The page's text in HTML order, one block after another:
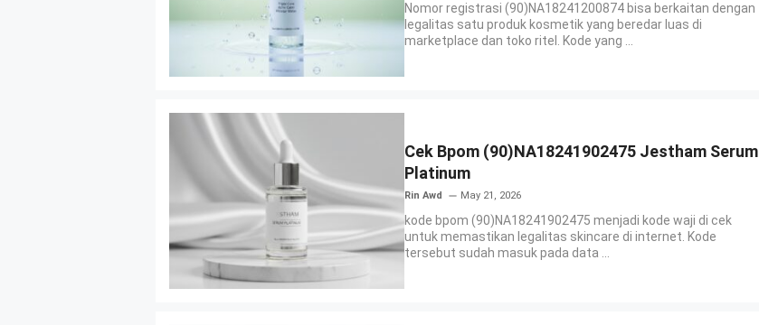
Nomor registrasi (90)NA18241200874 bisa berkaitan dengan
legalitas satu produk kosmetik yang beredar luas di
marketplace dan toko ritel. Kode yang ...
Cek Bpom (90)NA18241902475 Jestham Serum
Platinum
Rin Awd May 21, 2026
kode bpom (90)NA18241902475 menjadi kode waji di cek
untuk memastikan legalitas skincare di internet. Kode
tersebut sudah masuk pada data ...